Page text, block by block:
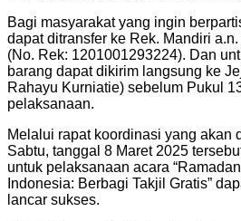
Bagi masyarakat yang ingin
dapat ditransfer ke Rek. Mandiri
(No. Rek: 1201001293224). Dan
barang dapat dikirim langsung ke
Rahayu Kurniatie) sebelum Pukul
pelaksanaan.
Melalui rapat koordinasi yang akan
Sabtu, tanggal 8 Maret 2025
untuk pelaksanaan acara
Indonesia: Berbagi Takjil Gratis”
lancar sukses.